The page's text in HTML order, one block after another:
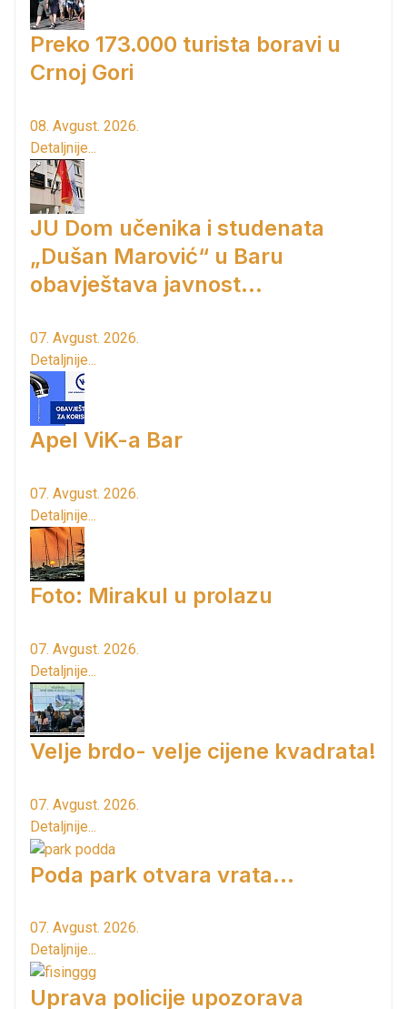
Preko 173.000 turista boravi u
Crnoj Gori
08. Avgust. 2026.
Detaljnije...
JU Dom učenika i studenata
„Dušan Marović“ u Baru
obavještava javnost...
07. Avgust. 2026.
Detaljnije...
Apel ViK-a Bar
07. Avgust. 2026.
Detaljnije...
Foto: Mirakul u prolazu
07. Avgust. 2026.
Detaljnije...
Velje brdo- velje cijene kvadrata!
07. Avgust. 2026.
Detaljnije...
Poda park otvara vrata...
07. Avgust. 2026.
Detaljnije...
Uprava policije upozorava